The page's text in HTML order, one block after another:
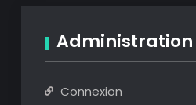
Administration
Connexion